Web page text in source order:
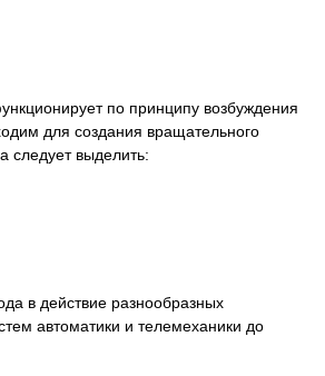
по принципу возбуждения
для создания вращательного
следует выделить:
в действие разнообразных
автоматики и телемеханики до